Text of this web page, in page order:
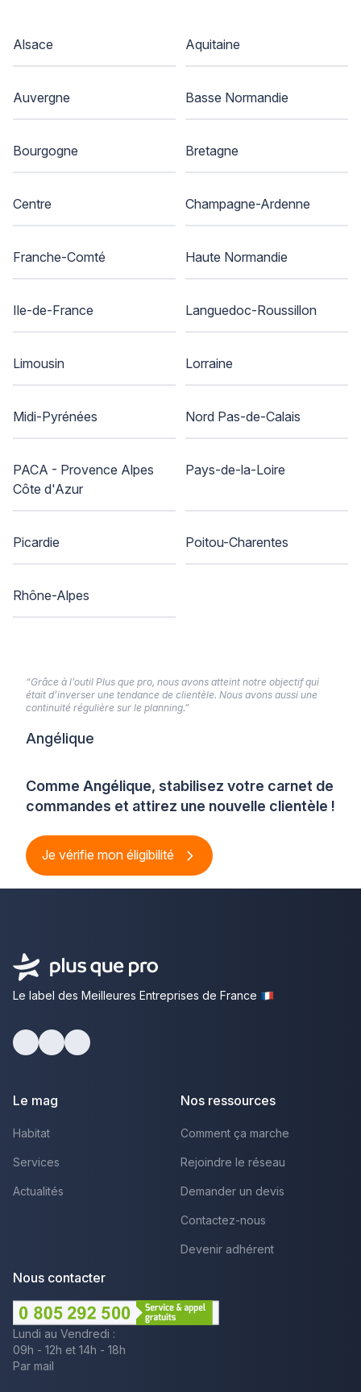
Alsace Aquitaine
Auvergne Basse Normandie
Bourgogne Bretagne
Centre Champagne-Ardenne
Franche-Comté Haute Normandie
Ile-de-France Languedoc-Roussillon
Limousin Lorraine
Midi-Pyrénées Nord Pas-de-Calais
PACA - Provence Alpes
Côte d'Azur
Pays-de-la-Loire
Picardie Poitou-Charentes
Rhône-Alpes
Comme Angélique, stabilisez votre carnet de
commandes et attirez une nouvelle clientèle !
Je vérifie mon éligibilité
“Grâce à l’outil Plus que pro, nous avons atteint notre objectif qui
était d’inverser une tendance de clientèle. Nous avons aussi une
continuité régulière sur le planning.”
Angélique
Le label des Meilleures Entreprises de France
Le mag
Habitat
Services
Actualités
Nos ressources
Comment ça marche
Rejoindre le réseau
Demander un devis
Contactez-nous
Devenir adhérent
Nous contacter
Lundi au Vendredi :
09h - 12h et 14h - 18h
Par mail